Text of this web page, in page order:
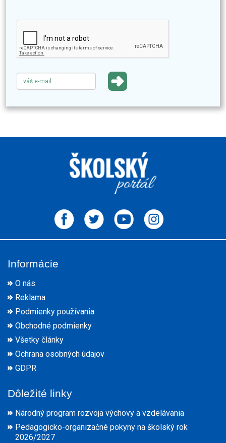
Informácie
O nás
Reklama
Podmienky používania
Obchodné podmienky
Všetky články
Ochrana osobných údajov
GDPR
Dôležité linky
Národný program rozvoja výchovy a vzdelávania
Pedagogicko-organizačné pokyny na školský rok
2026/2027